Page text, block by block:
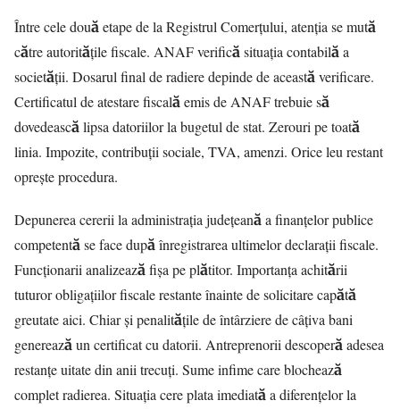
Între cele două etape de la Registrul Comerțului, atenția se mută
către autoritățile fiscale. ANAF verifică situația contabilă a
societății. Dosarul final de radiere depinde de această verificare.
Certificatul de atestare fiscală emis de ANAF trebuie să
dovedească lipsa datoriilor la bugetul de stat. Zerouri pe toată
linia. Impozite, contribuții sociale, TVA, amenzi. Orice leu restant
oprește procedura.
Depunerea cererii la administrația județeană a finanțelor publice
competentă se face după înregistrarea ultimelor declarații fiscale.
Funcționarii analizează fișa pe plătitor. Importanța achitării
tuturor obligațiilor fiscale restante înainte de solicitare capătă
greutate aici. Chiar și penalitățile de întârziere de câțiva bani
generează un certificat cu datorii. Antreprenorii descoperă adesea
restanțe uitate din anii trecuți. Sume infime care blochează
complet radierea. Situația cere plata imediată a diferențelor la